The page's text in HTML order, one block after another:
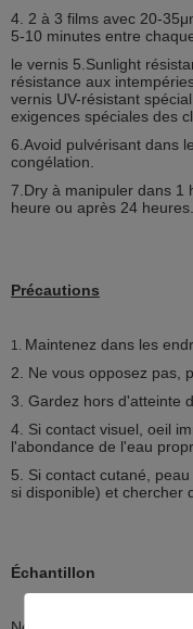
4. 2 à 3 films avec 20-
5-10 minutes entre
le vernis 5.Sunlight
résistance aux
vernis UV-résistant
exigences spéciales des
6.Avoid pulvérisant dans
congélation.
7.Dry à manipuler dans 1
heure ou après 24 heures.
Précautions
1. Maintenez dans les
2. Ne vous opposez pas,
3. Gardez hors d'atteinte
4. Si contact visuel, oeil
l'abondance de l'eau
5. Si contact cutané,
si disponible) et chercher
Échantillon